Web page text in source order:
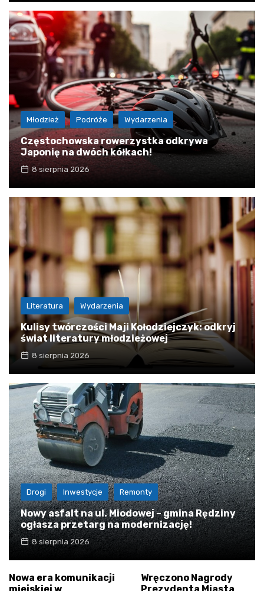
Młodzież Podróże Wydarzenia
Częstochowska rowerzystka odkrywa
Japonię na dwóch kółkach!
8 sierpnia 2026
Literatura Wydarzenia
Kulisy twórczości Maji Kołodziejczyk: odkryj
świat literatury młodzieżowej
8 sierpnia 2026
Drogi Inwestycje Remonty
Nowy asfalt na ul. Miodowej – gmina Rędziny
ogłasza przetarg na modernizację!
8 sierpnia 2026
Nowa era komunikacji
miejskiej w
Wręczono Nagrody
Prezydenta Miasta